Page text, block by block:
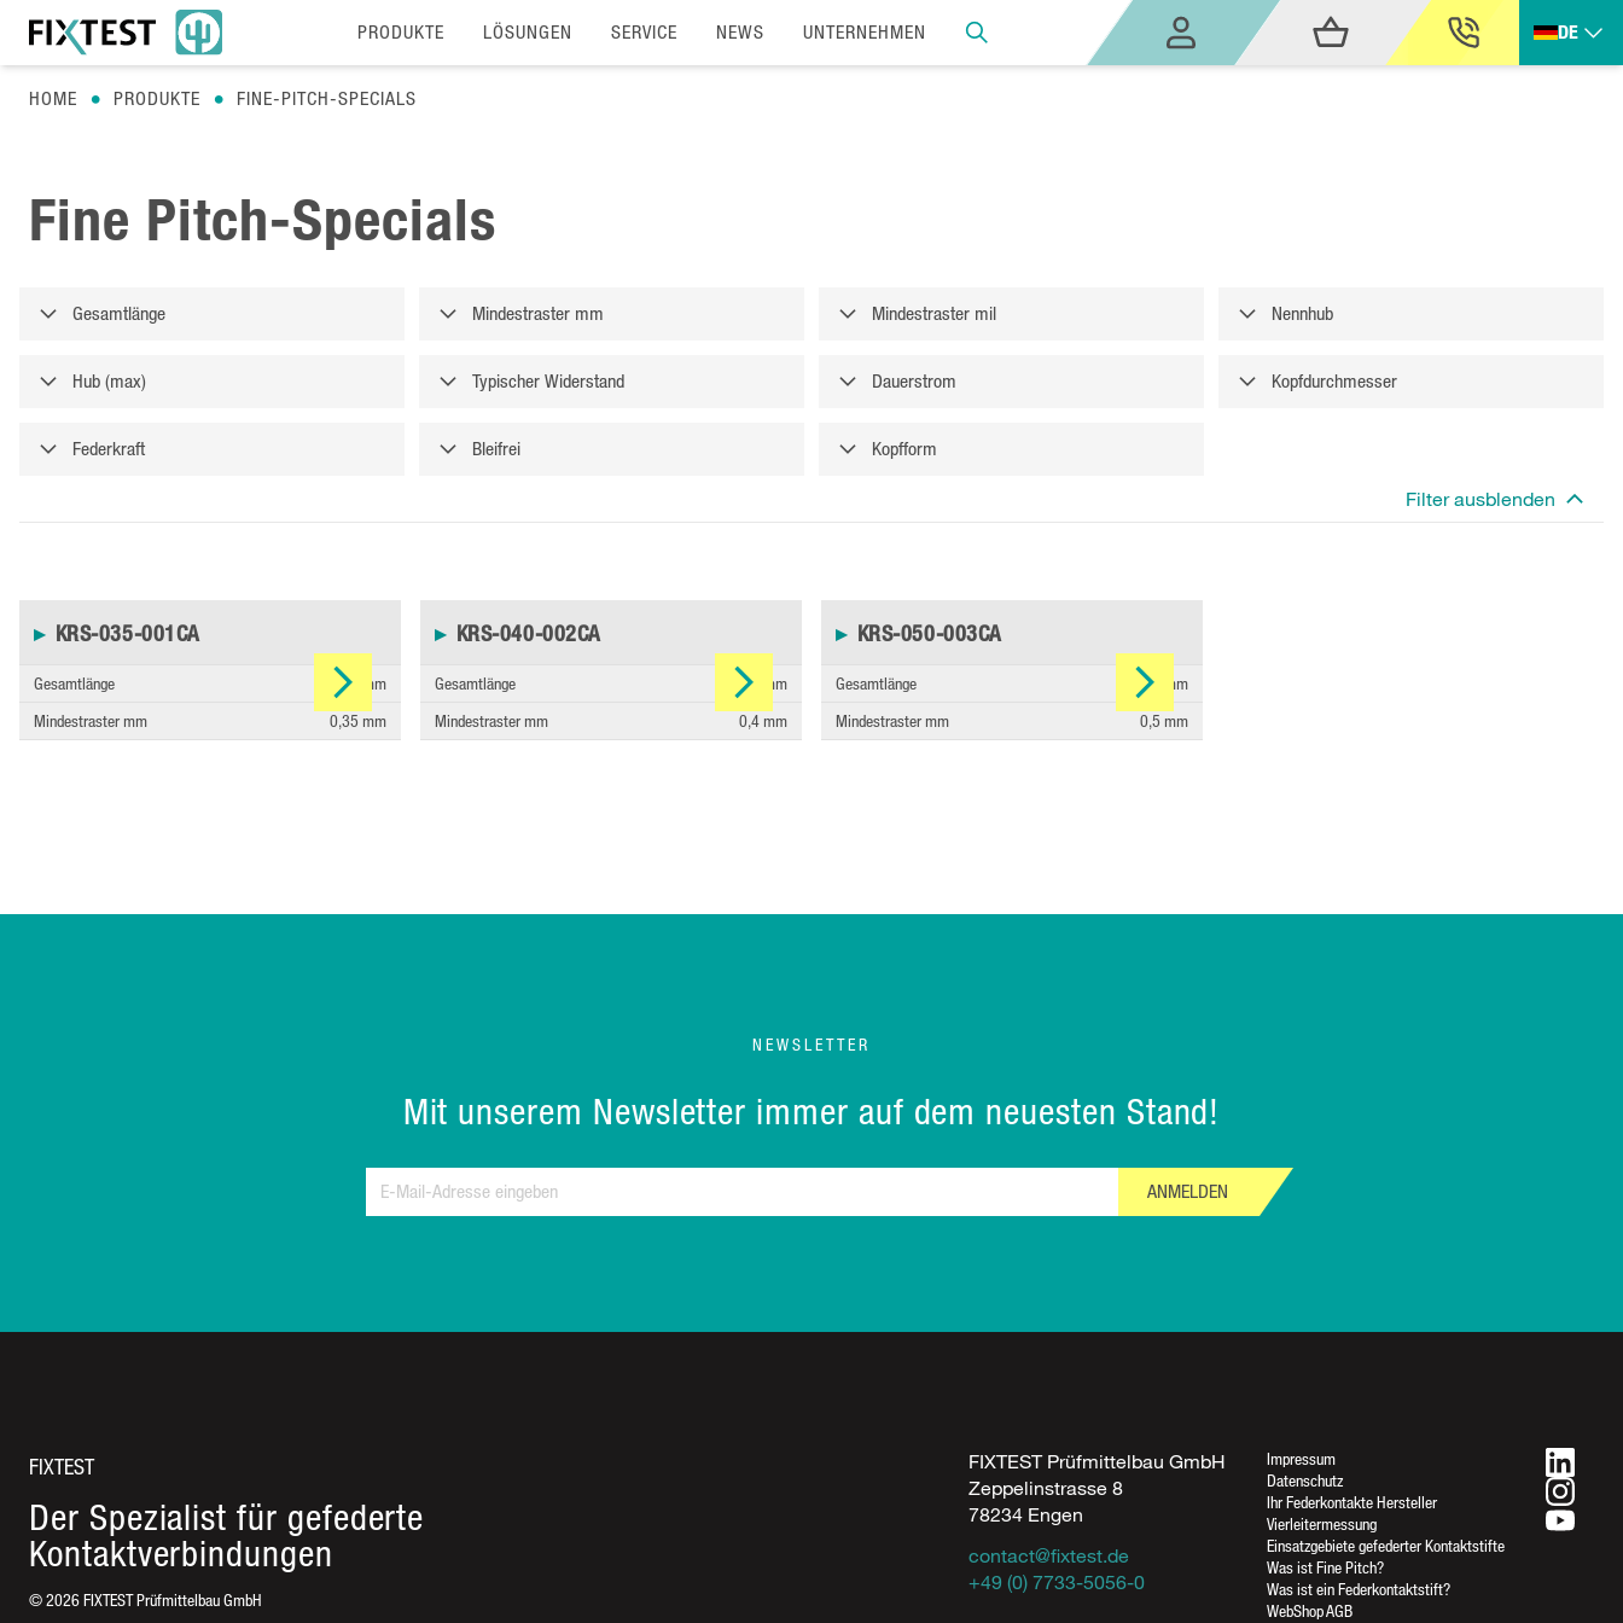
PRODUKTE LÖSUNGEN SERVICE NEWS UNTERNEHMEN
Rufen Sie uns an
07733-5056-0
07733-5056-17
DE
HOME PRODUKTE FINE-PITCH-SPECIALS
Fine Pitch-Specials
Gesamtlänge Mindestraster mm Mindestraster mil Nennhub
Hub (max) Typischer Widerstand Dauerstrom Kopfdurchmesser
Federkraft Bleifrei Kopfform
Filter ausblenden
▸ KRS-035-001CA
Gesamtlänge
5,45 mm
Mindestraster mm
0,35 mm
▸ KRS-040-002CA
Gesamtlänge
5,45 mm
Mindestraster mm
0,4 mm
▸ KRS-050-003CA
Gesamtlänge
5,45 mm
Mindestraster mm
0,5 mm
NEWSLETTER
Mit unserem Newsletter immer auf dem neuesten Stand!
ANMELDEN
FIXTEST
Der Spezialist für gefederte
Kontaktverbindungen
©2026FIXTEST Prüfmittelbau GmbH
FIXTEST Prüfmittelbau GmbH
Zeppelinstrasse 8
78234 Engen
contact@fixtest.de
+49 (0) 7733-5056-0
Impressum
Datenschutz
Ihr Federkontakte Hersteller
Vierleitermessung
Einsatzgebiete gefederter Kontaktstifte
Was ist Fine Pitch?
Was ist ein Federkontaktstift?
WebShop AGB